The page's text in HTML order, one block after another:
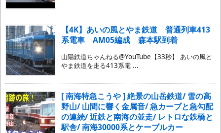
【4K】あいの風とやま鉄道 普通列車413
系電車 AM05編成 森本駅到着
山陽鉄道ちゃんねる@YouTube【33秒】 あいの風と
やま鉄道を走る413系電 ...
[ 南海特急こうや ] 絶景の山岳鉄道/ 雪の高
野山/ 山間に響く金属音/ 急カーブと急勾配
の連続/ 近鉄と南海の並走/ レトロな鉄橋と
駅舎/ 南海30000系とケーブルカー